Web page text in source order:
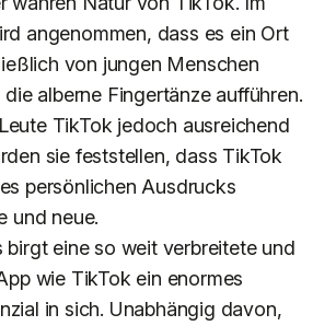
angenommen, dass es ein Ort
von jungen Menschen
alberne Fingertänze aufführen.
TikTok jedoch ausreichend
sie feststellen, dass TikTok
persönlichen Ausdrucks
und neue.
birgt eine so weit verbreitete und
wie TikTok ein enormes
in sich. Unabhängig davon,